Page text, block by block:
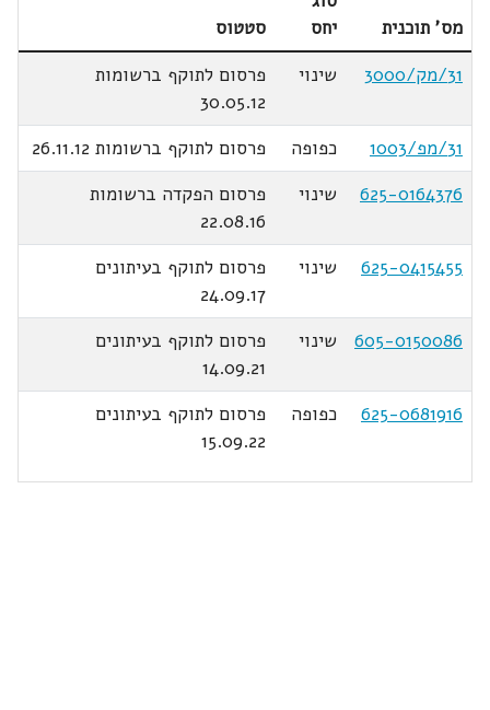
מס' תוכנית
יחס
סטטוס
31/מק/3000
שינוי
פרסום לתוקף ברשומות
30.05.12
31/מפ/1003
כפופה
פרסום לתוקף ברשומות 26.11.12
625-0164376
שינוי
פרסום הפקדה ברשומות
22.08.16
625-0415455
שינוי
פרסום לתוקף בעיתונים
24.09.17
605-0150086
שינוי
פרסום לתוקף בעיתונים
14.09.21
625-0681916
כפופה
פרסום לתוקף בעיתונים
15.09.22